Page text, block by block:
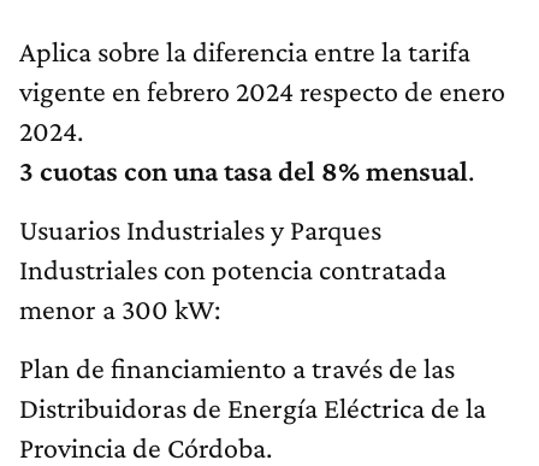
Aplica sobre la diferencia entre la tarifa
vigente en febrero 2024 respecto de enero
2024.
3 cuotas con una tasa del 8% mensual.
Usuarios Industriales y Parques
Industriales con potencia contratada
menor a 300 kW:
Plan de financiamiento a través de las
Distribuidoras de Energía Eléctrica de la
Provincia de Córdoba.